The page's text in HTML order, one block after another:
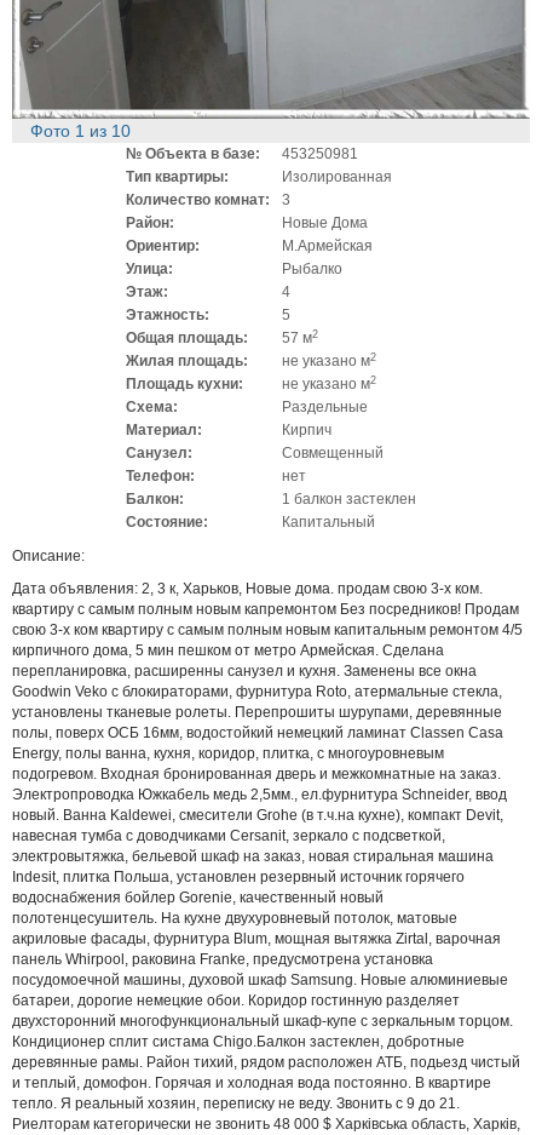
Фото 1 из 10
№ Объекта в базе:
453250981
Тип квартиры:
Изолированная
Количество комнат:
3
Район:
Новые Дома
Ориентир:
М.Армейская
Улица:
Рыбалко
Этаж:
4
Этажность:
5
Общая площадь:
57 м2
Жилая площадь: не указано м2
Площадь кухни: не указано м2
Схема:
Раздельные
Материал:
Кирпич
Санузел:
Совмещенный
Телефон:
нет
Балкон:
1 балкон застеклен
Состояние:
Капитальный
Описание:
Дата объявления: 2, 3 к, Харьков, Новые дома. продам свою 3-х ком.
квартиру с самым полным новым капремонтом Без посредников! Продам
свою 3-х ком квартиру с самым полным новым капитальным ремонтом 4/5
кирпичного дома, 5 мин пешком от метро Армейская. Сделана
перепланировка, расширенны санузел и кухня. Заменены все окна
Goodwin Veko с блокираторами, фурнитура Roto, атермальные стекла,
установлены тканевые ролеты. Перепрошиты шурупами, деревянные
полы, поверх ОСБ 16мм, водостойкий немецкий ламинат Classen Casa
Energy, полы ванна, кухня, коридор, плитка, с многоуровневым
подогревом. Входная бронированная дверь и межкомнатные на заказ.
Электропроводка Южкабель медь 2,5мм., ел.фурнитура Schneider, ввод
новый. Ванна Kaldewei, смесители Grohe (в т.ч.на кухне), компакт Devit,
навесная тумба с доводчиками Cersanit, зеркало с подсветкой,
электровытяжка, бельевой шкаф на заказ, новая стиральная машина
Indesit, плитка Польша, установлен резервный источник горячего
водоснабжения бойлер Gorenie, качественный новый
полотенцесушитель. На кухне двухуровневый потолок, матовые
акриловые фасады, фурнитура Blum, мощная вытяжка Zirtal, варочная
панель Whirpool, раковина Franke, предусмотрена установка
посудомоечной машины, духовой шкаф Samsung. Новые алюминиевые
батареи, дорогие немецкие обои. Коридор гостинную разделяет
двухсторонний многофункциональный шкаф-купе с зеркальным торцом.
Кондиционер сплит систама Chigo.Балкон застеклен, добротные
деревянные рамы. Район тихий, рядом расположен АТБ, подьезд чистый
и теплый, домофон. Горячая и холодная вода постоянно. В квартире
тепло. Я реальный хозяин, переписку не веду. Звонить с 9 до 21.
Риелторам категорически не звонить 48 000 $ Харківська область, Харків,